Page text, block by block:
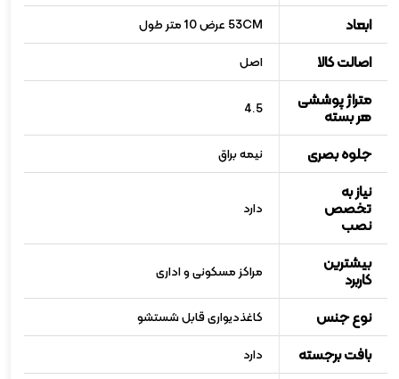
ابعاد 53CM عرض 10 متر طول
اصالت کالا اصل
متراژ پوششی
هر بسته 4.5
جلوه بصری نیمه براق
نیاز به
تخصص
نصب
دارد
بیشترین
کاربرد مراکز مسکونی و اداری
نوع جنس کاغذدیواری قابل شستشو
بافت برجسته دارد